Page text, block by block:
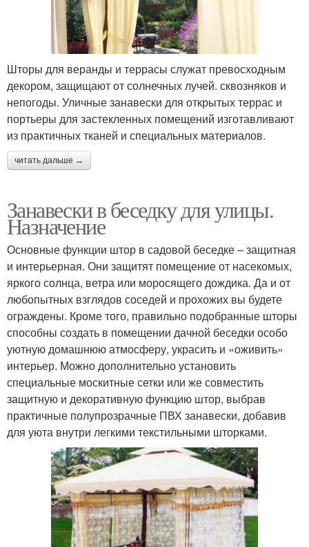
Шторы на террасу
Шторы для открытой
Наружные шторы
Уход за уличными
тканями
Шторы для шатра Шторы из полиэтилена
Шторы на беседку
Ткань для уличных
штор
Промышленные шторы Влагостойкие шторы
Кассетные шторы Пластиковые шторы
Шторы для веранды и террасы служат превосходным
декором, защищают от солнечных лучей. сквозняков и
непогоды. Уличные занавески для открытых террас и
портьеры для застекленных помещений изготавливают
из практичных тканей и специальных материалов.
читать дальше →
Занавески в беседку для улицы.
Назначение
Основные функции штор в садовой беседке – защитная
и интерьерная. Они защитят помещение от насекомых,
яркого солнца, ветра или моросящего дождика. Да и от
любопытных взглядов соседей и прохожих вы будете
ограждены. Кроме того, правильно подобранные шторы
способны создать в помещении дачной беседки особо
уютную домашнюю атмосферу, украсить и «оживить»
интерьер. Можно дополнительно установить
специальные москитные сетки или же совместить
защитную и декоративную функцию штор, выбрав
практичные полупрозрачные ПВХ занавески, добавив
для уюта внутри легкими текстильными шторками.